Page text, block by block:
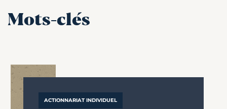
Mots-clés
ACTIONNARIAT INDIVIDUEL